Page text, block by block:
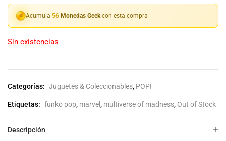
Acumula 56 Monedas Geek con esta compra
Sin existencias
Categorías: Juguetes & Coleccionables, POP!
Etiquetas: funko pop, marvel, multiverse of madness, Out of Stock
Descripción